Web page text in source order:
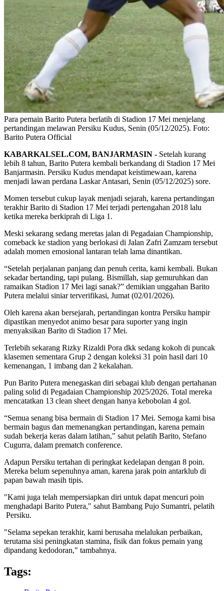
Para pemain Barito Putera berlatih di Stadion 17 Mei menjelang
pertandingan melawan Persiku Kudus, Senin (05/12/2025). Foto:
Barito Putera Official
KABARKALSEL.COM, BANJARMASIN - Setelah kurang
lebih 8 tahun, Barito Putera kembali berkandang di Stadion 17 Mei
Banjarmasin. Persiku Kudus mendapat keistimewaan, karena
menjadi lawan perdana Laskar Antasari, Senin (05/12/2025) sore.
Momen tersebut cukup layak menjadi sejarah, karena pertandingan
terakhir Barito di Stadion 17 Mei terjadi pertengahan 2018 lalu
ketika mereka berkiprah di Liga 1.
Meski sekarang sedang meretas jalan di Pegadaian Championship,
comeback ke stadion yang berlokasi di Jalan Zafri Zamzam tersebut
adalah momen emosional lantaran telah lama dinantikan.
“Setelah perjalanan panjang dan penuh cerita, kami kembali. Bukan
sekadar bertanding, tapi pulang. Bismillah, siap gemuruhkan dan
ramaikan Stadion 17 Mei lagi sanak?” demikian unggahan Barito
Putera melalui siniar terverifikasi, Jumat (02/01/2026).
Oleh karena akan bersejarah, pertandingan kontra Persiku hampir
dipastikan menyedot animo besar para suporter yang ingin
menyaksikan Barito di Stadion 17 Mei.
Terlebih sekarang Rizky Rizaldi Pora dkk sedang kokoh di puncak
klasemen sementara Grup 2 dengan koleksi 31 poin hasil dari 10
kemenangan, 1 imbang dan 2 kekalahan.
Pun Barito Putera menegaskan diri sebagai klub dengan pertahanan
paling solid di Pegadaian Championship 2025/2026. Total mereka
mencatatkan 13 clean sheet dengan hanya kebobolan 4 gol.
“Semua senang bisa bermain di Stadion 17 Mei. Semoga kami bisa
bermain bagus dan memenangkan pertandingan, karena pemain
sudah bekerja keras dalam latihan," sahut pelatih Barito, Stefano
Cugurra, dalam prematch conference.
Adapun Persiku tertahan di peringkat kedelapan dengan 8 poin.
Mereka belum sepenuhnya aman, karena jarak poin antarklub di
papan bawah masih tipis.
"Kami juga telah mempersiapkan diri untuk dapat mencuri poin
menghadapi Barito Putera," sahut Bambang Pujo Sumantri, pelatih
Persiku.
"Selama sepekan terakhir, kami berusaha melalukan perbaikan,
terutama sisi peningkatan stamina, fisik dan fokus pemain yang
dipandang kedodoran," tambahnya.
Tags: